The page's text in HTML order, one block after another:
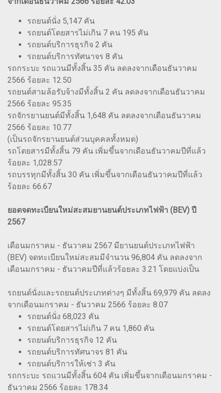
รถยนต์นั่ง 5,147 คัน
รถยนต์โดยสารไม่เกิน 7 คน 195 คัน
รถยนต์บริการธุรกิจ 2 คัน
รถยนต์บริการทัศนาจร 8 คัน
รถกระบะ รถแวนมีทั้งสิ้น 35 คัน ลดลงจากเดือนธันวาคม
2566 ร้อยละ 12.50
รถยนต์สามล้อรับจ้างมีทั้งสิ้น 2 คัน ลดลงจากเดือนธันวาคม
2566 ร้อยละ 95.35
รถจักรยานยนต์มีทั้งสิ้น 1,648 คัน ลดลงจากเดือนธันวาคม
2566 ร้อยละ 10.77
(เป็นรถจักรยานยนต์ส่วนบุคคลทั้งหมด)
รถโดยสารมีทั้งสิ้น 79 คัน เพิ่มขึ้นจากเดือนธันวาคมปีที่แล้ว
ร้อยละ 1,028.57
รถบรรทุกมีทั้งสิ้น 30 คัน เพิ่มขึ้นจากเดือนธันวาคมปีที่แล้ว
ร้อยละ 66.67
ยอดจดทะเบียนใหม่สะสมยานยนต์ประเภทไฟฟ้า (BEV) ปี
2567
เดือนมกราคม - ธันวาคม 2567 มียานยนต์ประเภทไฟฟ้า
(BEV) จดทะเบียนใหม่สะสมมีจำนวน 96,804 คัน ลดลงจาก
เดือนมกราคม - ธันวาคมปีที่แล้วร้อยละ 3.21 โดยแบ่งเป็น
รถยนต์นั่งและรถยนต์ประเภทต่างๆ มีทั้งสิ้น 69,979 คัน ลดลง
จากเดือนมกราคม - ธันวาคม 2566 ร้อยละ 8.07
รถยนต์นั่ง 68,023 คัน
รถยนต์โดยสารไม่เกิน 7 คน 1,860 คัน
รถยนต์บริการธุรกิจ 12 คัน
รถยนต์บริการทัศนาจร 81 คัน
รถยนต์บริการให้เช่า 3 คัน
รถกระบะ รถแวนมีทั้งสิ้น 604 คัน เพิ่มขึ้นจากเดือนมกราคม -
ธันวาคม 2566 ร้อยละ 178.34